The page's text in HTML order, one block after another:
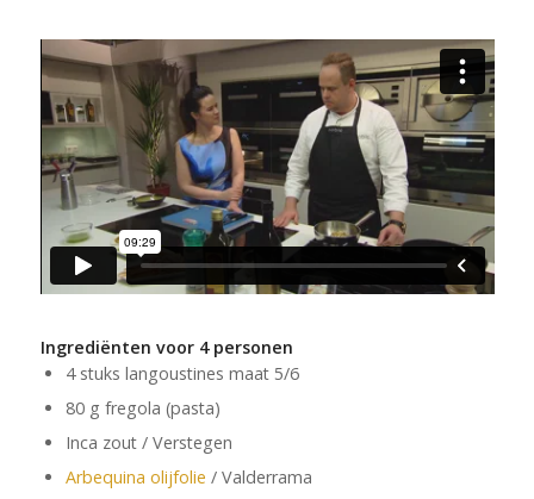
Ingrediënten voor 4 personen
4 stuks langoustines maat 5/6
80 g fregola (pasta)
Inca zout / Verstegen
Arbequina olijfolie / Valderrama